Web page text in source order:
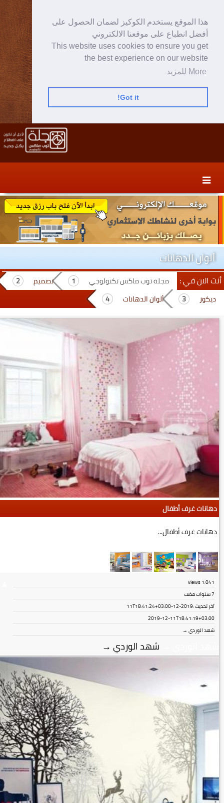
هذا الموقع يستخدم الكوكيز لضمان الحصول على
أفضل انطباع على موقعنا الالكتروني
This website uses cookies to ensure you get
the best experience on our website
More للمزيد
Got it!
content
secondary
content
ألوان الدهانات
أنت الان في : مجلة توب ماكس تكنولوجي
تصميم
ديكور
ألوان الدهانات
دهانات غرف أطفال
دهانات غرف أطفال...
1٬041
7 سنوات مضت
آخر تحديث :2019-12-11T18:41:24+03:00
2019-12-11T18:41:19+03:00
شهد الوردي →
شهد الوردي →